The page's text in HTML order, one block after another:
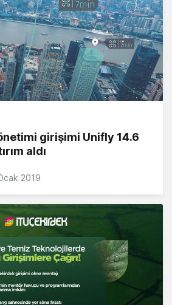
girişimi Unifly 14.6
aldı
2019